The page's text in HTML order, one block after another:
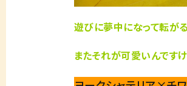
遊びに夢中になって転がる
またそれが可愛いんです